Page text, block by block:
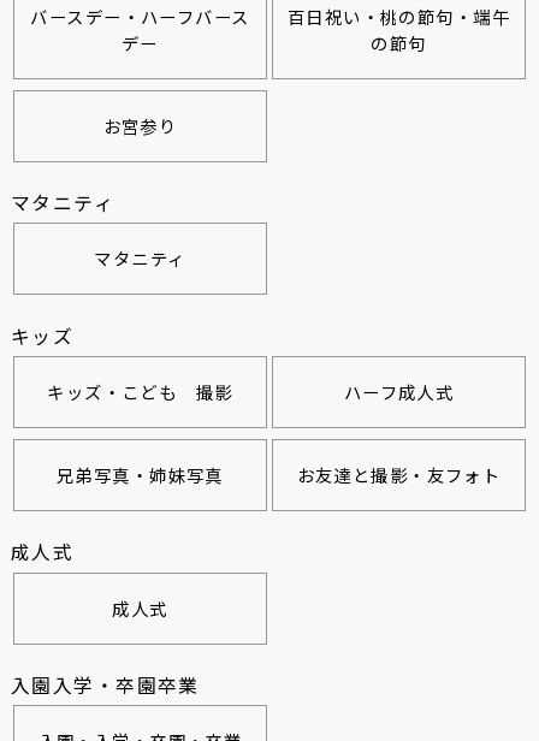
バースデー・ハーフバース
デー
百日祝い・桃の節句・端午
の節句
お宮参り
マタニティ
マタニティ
キッズ
キッズ・こども 撮影 ハーフ成人式
兄弟写真・姉妹写真 お友達と撮影・友フォト
成人式
成人式
入園入学・卒園卒業